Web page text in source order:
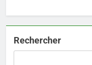
Rechercher